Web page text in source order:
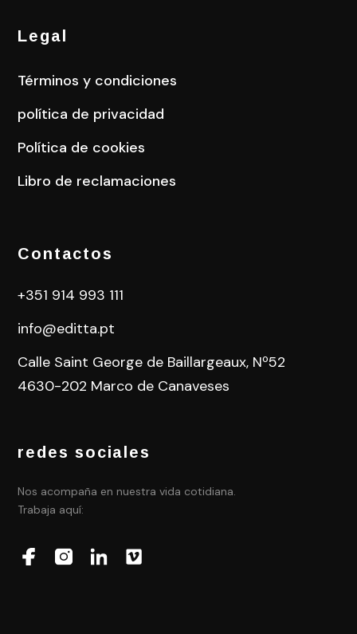
Legal
Términos y condiciones
política de privacidad
Política de cookies
Libro de reclamaciones
Contactos
+351 914 993 111
info@editta.pt
Calle Saint George de Baillargeaux, Nº52
4630-202 Marco de Canaveses
redes sociales
Nos acompaña en nuestra vida cotidiana.
Trabaja aquí: